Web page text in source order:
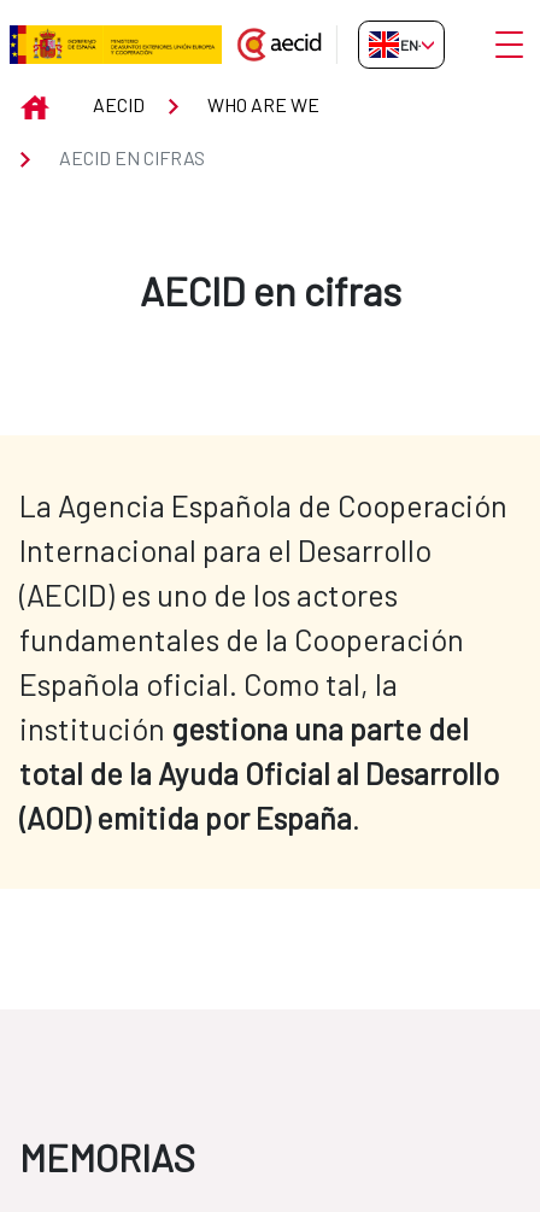
Skip to Main Content
AECID en cifras
EN-GB
INICIOAECID WHO ARE WE
AECID EN CIFRAS
AECID en cifras
La Agencia Española de Cooperación
Internacional para el Desarrollo
(AECID) es uno de los actores
fundamentales de la Cooperación
Española oficial. Como tal, la
institución gestiona una parte del
total de la Ayuda Oficial al Desarrollo
(AOD) emitida por España.
MEMORIAS